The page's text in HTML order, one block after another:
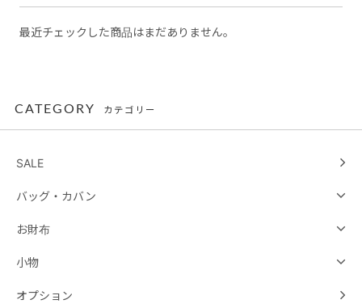
最近チェックした商品はまだありません。
CATEGORY カテゴリー
SALE
バッグ・カバン
お財布
小物
オプション